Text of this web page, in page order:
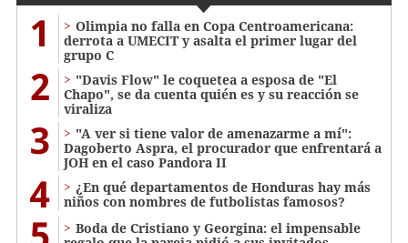
1
Olimpia no falla en Copa Centroamericana:
derrota a UMECIT y asalta el primer lugar del
grupo C
2
"Davis Flow" le coquetea a esposa de "El
Chapo", se da cuenta quién es y su reacción se
viraliza
3
"A ver si tiene valor de amenazarme a mí":
Dagoberto Aspra, el procurador que enfrentará a
JOH en el caso Pandora II
4
¿En qué departamentos de Honduras hay más
niños con nombres de futbolistas famosos?
Boda de Cristiano y Georgina: el impensable